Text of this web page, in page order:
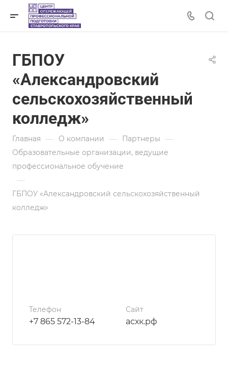
ГБПОУ
«Александровский
сельскохозяйственный
колледж»
Главная — О компании — Партнеры —
Образовательные организации, ведущие
профессиональное обучение
—
ГБПОУ «Александровский сельскохозяйственный
колледж»
Телефон
+7 865 572-13-84
Сайт
асхк.рф